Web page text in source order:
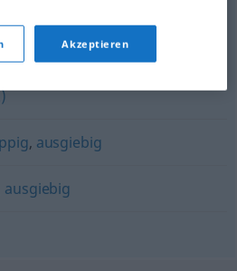
,massenhaft,unzählig
, ausgiebig
ausgiebig
Akzeptieren